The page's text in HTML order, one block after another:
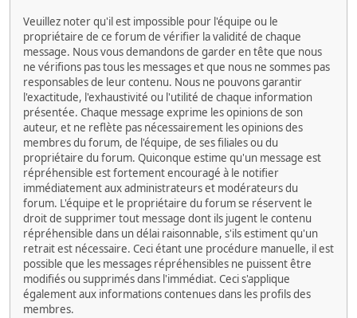
Veuillez noter qu'il est impossible pour l'équipe ou le
propriétaire de ce forum de vérifier la validité de chaque
message. Nous vous demandons de garder en tête que nous
ne vérifions pas tous les messages et que nous ne sommes pas
responsables de leur contenu. Nous ne pouvons garantir
l'exactitude, l'exhaustivité ou l'utilité de chaque information
présentée. Chaque message exprime les opinions de son
auteur, et ne reflète pas nécessairement les opinions des
membres du forum, de l'équipe, de ses filiales ou du
propriétaire du forum. Quiconque estime qu'un message est
répréhensible est fortement encouragé à le notifier
immédiatement aux administrateurs et modérateurs du
forum. L'équipe et le propriétaire du forum se réservent le
droit de supprimer tout message dont ils jugent le contenu
répréhensible dans un délai raisonnable, s'ils estiment qu'un
retrait est nécessaire. Ceci étant une procédure manuelle, il est
possible que les messages répréhensibles ne puissent être
modifiés ou supprimés dans l'immédiat. Ceci s'applique
également aux informations contenues dans les profils des
membres.